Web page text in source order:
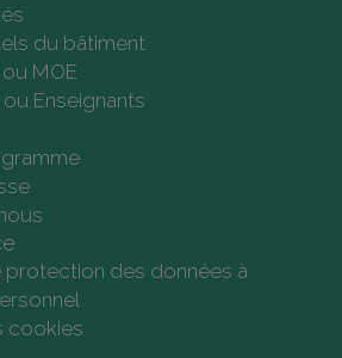
du bâtiment
MOE
Enseignants
protection des données à
cookies